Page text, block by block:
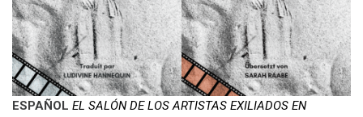
ESPAÑOL EL SALÓN DE LOS ARTISTAS EXILIADOS EN